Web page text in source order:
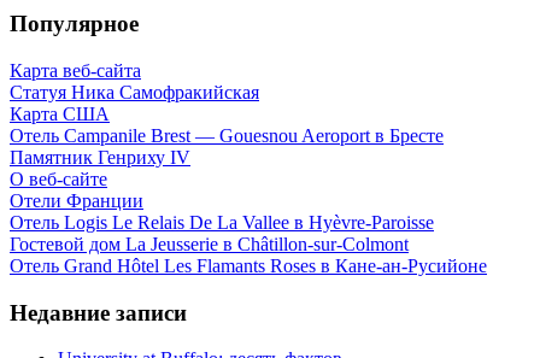
Популярное
Карта веб-сайта
Статуя Ника Самофракийская
Карта США
Отель Campanile Brest — Gouesnou Aeroport в Бресте
Памятник Генриху IV
О веб-сайте
Отели Франции
Отель Logis Le Relais De La Vallee в Hyèvre-Paroisse
Гостевой дом La Jeusserie в Châtillon-sur-Colmont
Отель Grand Hôtel Les Flamants Roses в Кане-ан-Русийоне
Недавние записи